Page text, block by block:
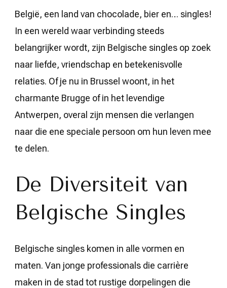
België, een land van chocolade, bier en… singles!
In een wereld waar verbinding steeds
belangrijker wordt, zijn Belgische singles op zoek
naar liefde, vriendschap en betekenisvolle
relaties. Of je nu in Brussel woont, in het
charmante Brugge of in het levendige
Antwerpen, overal zijn mensen die verlangen
naar die ene speciale persoon om hun leven mee
te delen.
De Diversiteit van
Belgische Singles
Belgische singles komen in alle vormen en
maten. Van jonge professionals die carrière
maken in de stad tot rustige dorpelingen die